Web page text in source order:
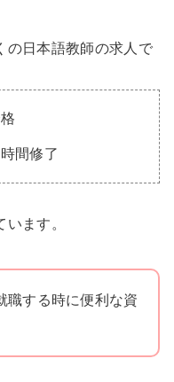
の日本語教師の求人で
間修了
ます。
職する時に便利な資